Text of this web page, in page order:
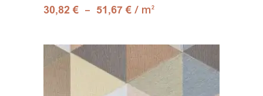
(2)
30x30(1)
30,82€ – 51,67€ / m2